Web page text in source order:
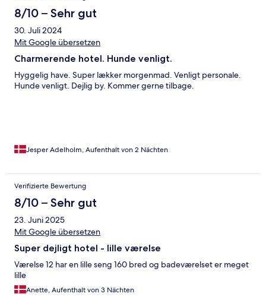
8/10 – Sehr gut
30. Juli 2024
Mit Google übersetzen
Charmerende hotel. Hunde venligt.
Hyggelig have. Super lækker morgenmad. Venligt personale.
Hunde venligt. Dejlig by. Kommer gerne tilbage.
Jesper Adelholm, Aufenthalt von 2 Nächten
Verifizierte Bewertung
8/10 – Sehr gut
23. Juni 2025
Mit Google übersetzen
Super dejligt hotel - lille værelse
Værelse 12 har en lille seng 160 bred og badeværelset er meget
lille
Anette, Aufenthalt von 3 Nächten